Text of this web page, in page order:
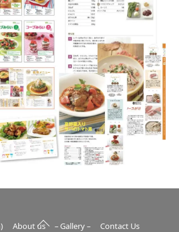
Back
About us – Gallery – Contact Us